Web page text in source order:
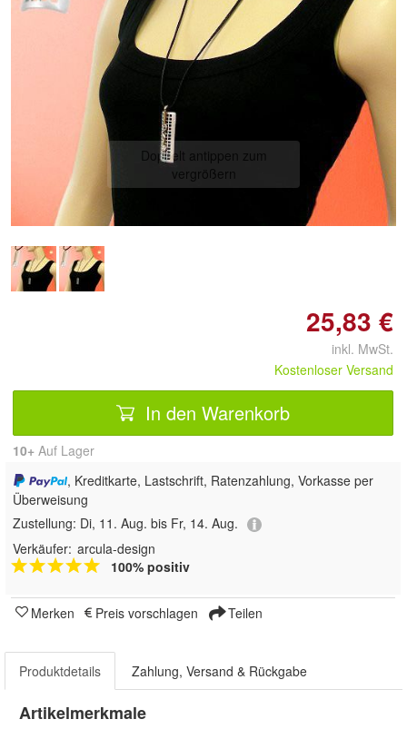
Doppelt antippen zum
vergrößern
25,83 €
inkl. MwSt.
Kostenloser Versand
In den Warenkorb
10+ Auf Lager
, Kreditkarte, Lastschrift, Ratenzahlung, Vorkasse per
Überweisung
Zustellung: Di, 11. Aug. bis Fr, 14. Aug.
Verkäufer: arcula-design
100% positiv
Merken Preis vorschlagen Teilen
Produktdetails Zahlung, Versand & Rückgabe
Artikelmerkmale